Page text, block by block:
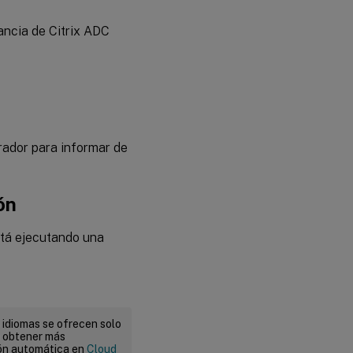
de Citrix ADC
para informar de
ejecutando una
se ofrecen solo
más
automática en Cloud